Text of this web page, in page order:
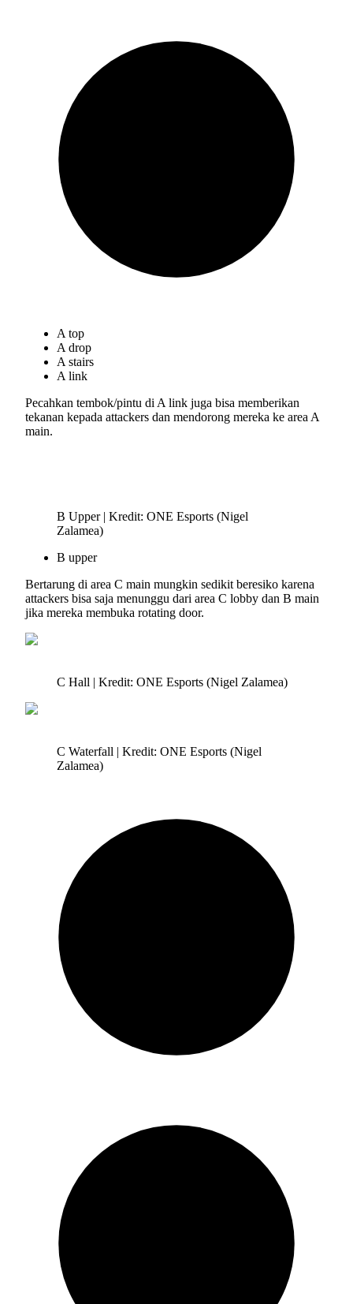
A top
A drop
A stairs
A link
Pecahkan tembok/pintu di A link juga bisa memberikan
tekanan kepada attackers dan mendorong mereka ke area A
main.
B Upper | Kredit: ONE Esports (Nigel
Zalamea)
B upper
Bertarung di area C main mungkin sedikit beresiko karena
attackers bisa saja menunggu dari area C lobby dan B main
jika mereka membuka rotating door.
C Hall | Kredit: ONE Esports (Nigel Zalamea)
C Waterfall | Kredit: ONE Esports (Nigel
Zalamea)